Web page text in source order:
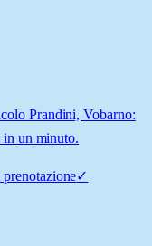
Prandini, Vobarno:
in un minuto.
✓